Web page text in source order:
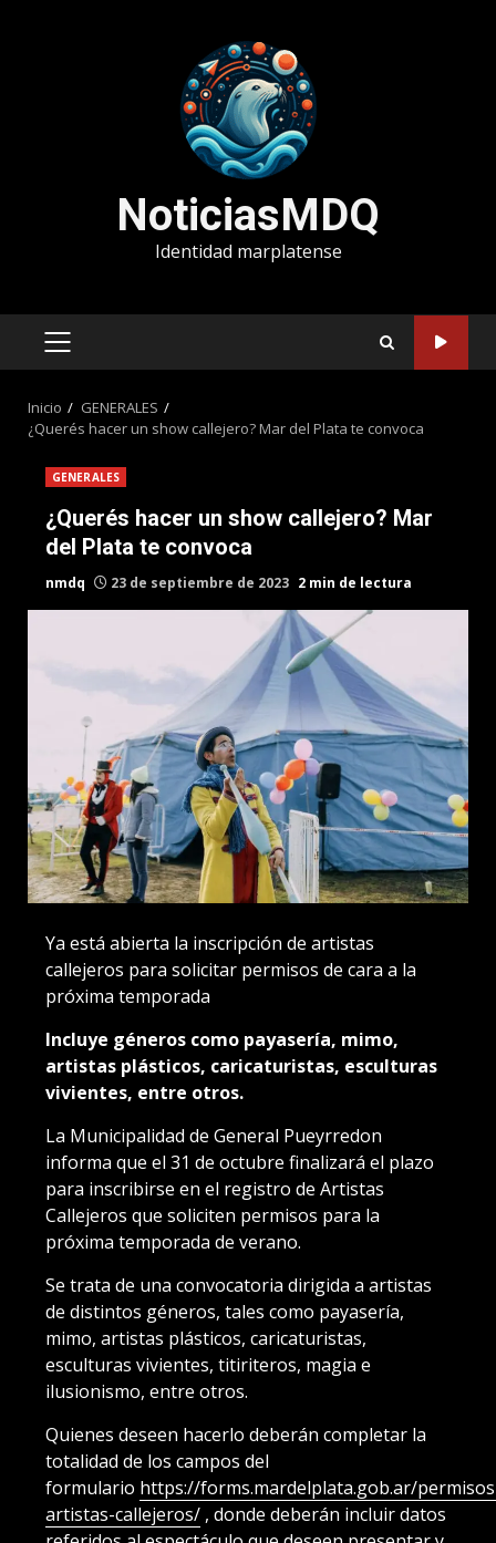
NoticiasMDQ
Identidad marplatense
MENÚ
Inicio
GENERALES
¿Querés hacer un show callejero? Mar del Plata te convoca
GENERALES
¿Querés hacer un show callejero? Mar
del Plata te convoca
nmdq 23 de septiembre de 2023 2 min de lectura
Ya está abierta la inscripción de artistas
callejeros para solicitar permisos de cara a la
próxima temporada
Incluye géneros como payasería, mimo,
artistas plásticos, caricaturistas, esculturas
vivientes, entre otros.
La Municipalidad de General Pueyrredon
informa que el 31 de octubre finalizará el plazo
para inscribirse en el registro de Artistas
Callejeros que soliciten permisos para la
próxima temporada de verano.
Se trata de una convocatoria dirigida a artistas
de distintos géneros, tales como payasería,
mimo, artistas plásticos, caricaturistas,
esculturas vivientes, titiriteros, magia e
ilusionismo, entre otros.
Quienes deseen hacerlo deberán completar la
totalidad de los campos del
formulario https://forms.mardelplata.gob.ar/
artistas-callejeros/ , donde deberán incluir datos